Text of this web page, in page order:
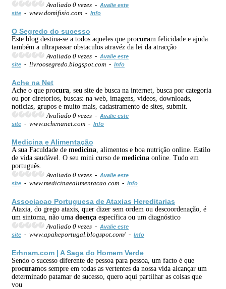
Avaliado 0 vezes - Avalie este
site - www.domifisio.com - Info
O Segredo do sucesso
Este blog destina-se a todos aqueles que procuram felicidade e ajuda
também a ultrapassar obstaculos atravéz da lei da atracção
Avaliado 0 vezes - Avalie este
site - livroosegredo.blogspot.com - Info
Ache na Net
Ache o que procura , seu site de busca na internet, busca por categoria
ou por diretorios, buscas: na web, imagens, videos, downloads,
noticias, grupos e muito mais, cadastramento de sites, submit.
Avaliado 0 vezes - Avalie este
site - www.achenanet.com - Info
Medicina e Alimentação
A sua Faculdade de medicina , alimentos e boa nutrição online. Estilo
de vida saudável. O seu mini curso de medicina online. Tudo em
português.
Avaliado 0 vezes - Avalie este
site - www.medicinaealimentacao.com - Info
Associacao Portuguesa de Ataxias Hereditarias
Ataxia, do grego ataxis, quer dizer sem ordem ou descoordenação, é
um sintoma, não uma doença específica ou um diagnóstico
Avaliado 0 vezes - Avalie este
site - www.apaheportugal.blogspot.com/ - Info
Erhnam.com | A Saga do Homem Verde
Sendo o sucesso diferente de pessoa para pessoa, um facto é que
procuramos sempre em todas as vertentes da nossa vida alcançar um
determinado patamar de sucesso, quero aqui partilhar as coisas que
vou